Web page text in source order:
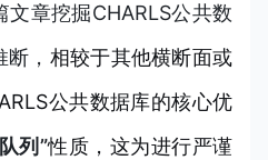
章挖掘CHARLS公共数
， 相较于其他横断面或
公共数据库的核心优
列”性质，这为进行严谨